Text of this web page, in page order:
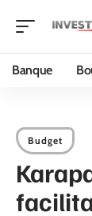
Banque
Budget